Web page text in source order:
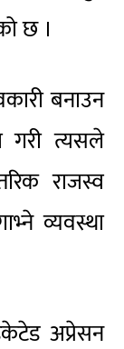
छ ।
बनाउन
गरी त्यसले
राजस्व
व्यवस्था
अप्रेसन